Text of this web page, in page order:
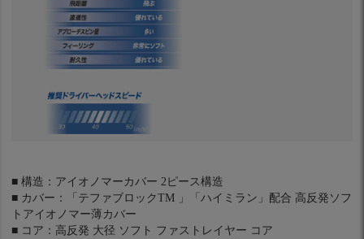
■ 構造：アイオノマーカバー 2ピース構造
■ カバー：「テファブロックTM 」「ハイミラン」配合 高反発ソフ
トアイオノマー薄カバー
■ コア：高反発 大径 ソフト ファストレイヤー コア